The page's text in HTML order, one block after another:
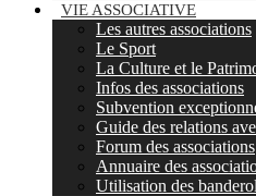
VIE ASSOCIATIVE
Les autres associations
Le Sport
La Culture et le
Infos des associations
Subvention
Guide des relations
Forum des associations
Annuaire des
Utilisation des